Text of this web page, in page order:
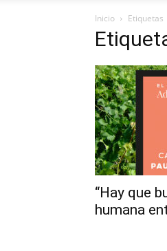
Inicio Etiquetas
“Hay que
humana